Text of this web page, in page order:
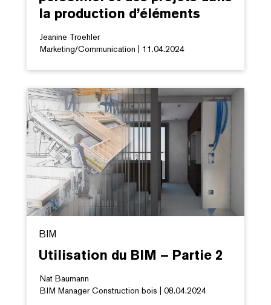
la production d’éléments
Jeanine Troehler
Marketing/Communication | 11.04.2024
BIM
Utilisation du BIM – Partie 2
Nat Baumann
BIM Manager Construction bois | 08.04.2024